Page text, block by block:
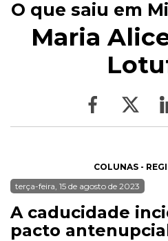
O que saiu em
Maria
COLUNAS -
terça-feira, 15 de agosto de 2023
A caducidade
pacto